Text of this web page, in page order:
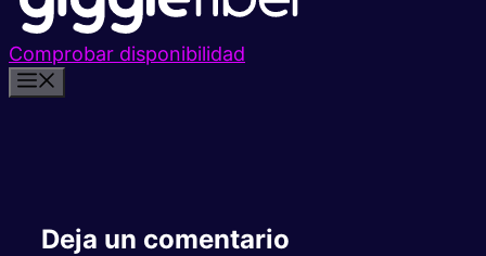
Comprobar disponibilidad
Deja un comentario